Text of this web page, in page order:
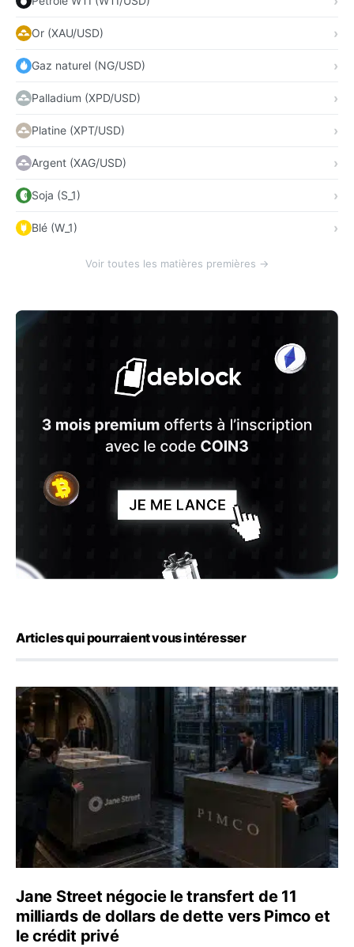
Or (XAU/USD)
Gaz naturel (NG/USD)
Palladium (XPD/USD)
Platine (XPT/USD)
Argent (XAG/USD)
Soja (S_1)
Blé (W_1)
Voir toutes les matières premières →
Articles qui pourraient vous intéresser
Jane Street négocie le transfert de 11 milliards de
Jane Street négocie le transfert de 11
milliards de dollars de dette vers Pimco et
le crédit privé